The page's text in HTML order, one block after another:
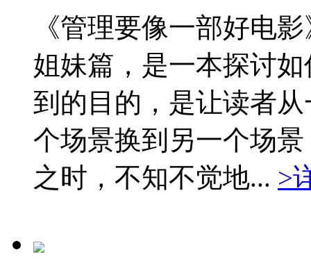
《管理要像一部好电
姐妹篇，是一本探讨
到的目的，是让读者
个场景换到另一个场
之时，不知不觉地... >